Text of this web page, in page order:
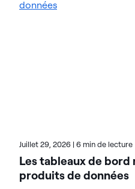
marketing des solutions
Juillet 29, 2026 | 6 min de lecture
Les tableaux de bord
produits de données